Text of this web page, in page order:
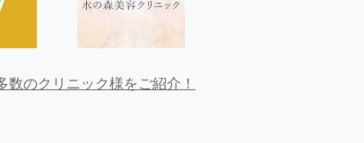
数のクリニック様をご紹介！